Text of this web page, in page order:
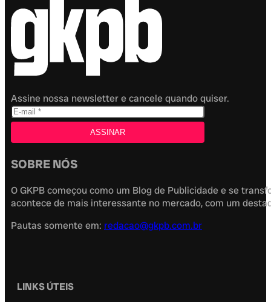
Assine nossa newsletter e cancele quando quiser.
SOBRE NÓS
O GKPB começou como um Blog de Publicidade e se
acontece de mais interessante no mercado, com um
Pautas somente em: redacao@gkpb.com.br
LINKS ÚTEIS